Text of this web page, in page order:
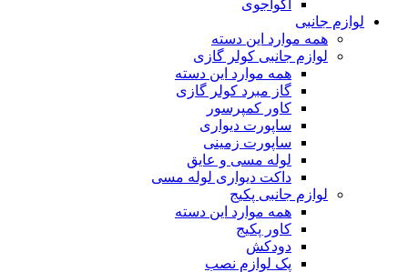
آکواجوی
لوازم جانبی
همه موارد این دسته
لوازم جانبی کولر گازی
همه موارد این دسته
گاز مبرد کولر گازی
کاور کمپرسور
ساپورت دیواری
ساپورت زمینی
لوله مسی و عایق
داکت دیواری لوله مسی
لوازم جانبی پکیج
همه موارد این دسته
کاور پکیج
دودکش
پک لوازم نصب